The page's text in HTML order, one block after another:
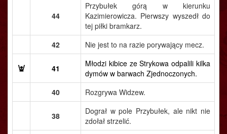
44
Przybułek górą w kierunku
Kazimierowicza. Pierwszy wyszedł do
tej piłki bramkarz.
42
Nie jest to na razie porywający mecz.
41
Młodzi kibice ze Strykowa odpalili kilka
dymów w barwach Zjednoczonych.
40
Rozgrywa Widzew.
38
Dograł w pole Przybułek, ale nikt nie
zdołał strzelić.